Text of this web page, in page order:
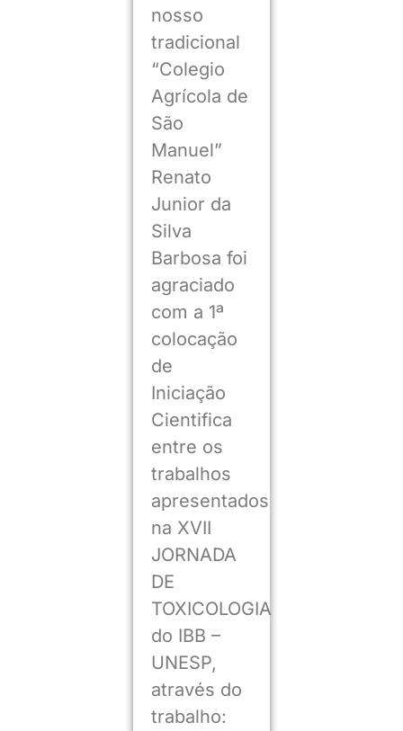
nosso
tradicional
“Colegio
Agrícola de
São
Manuel”
Renato
Junior da
Silva
Barbosa foi
agraciado
com a 1ª
colocação
de
Iniciação
Cientifica
entre os
trabalhos
apresentados
na XVII
JORNADA
DE
TOXICOLOGIA
do IBB –
UNESP,
através do
trabalho: